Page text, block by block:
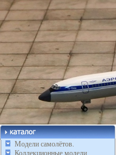
Модели самолётов.